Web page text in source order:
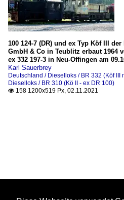
100 124-7 (DR) und ex Typ Köf III
GmbH & Co in Teublitz erbaut 1964
ex 332 197-3 in Neu-Offingen am
Karl Sauerbrey
Deutschland / Dieselloks / BR 332 (Köf III
Dieselloks / BR 310 (Kö II - ex DR 100)
 158 1200x519 Px, 02.11.2021